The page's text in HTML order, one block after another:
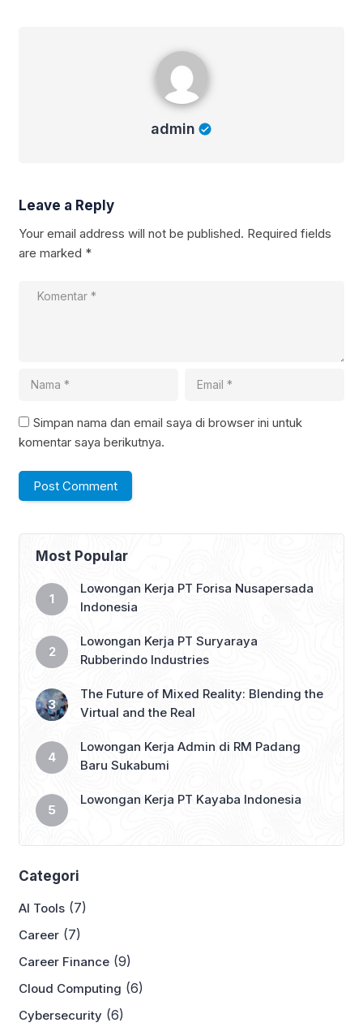
admin
Leave a Reply
Your email address will not be published. Required fields
are marked *
Simpan nama dan email saya di browser ini untuk
komentar saya berikutnya.
Most Popular
Lowongan Kerja PT Forisa Nusapersada
Indonesia
Lowongan Kerja PT Suryaraya
Rubberindo Industries
The Future of Mixed Reality: Blending the
Virtual and the Real
Lowongan Kerja Admin di RM Padang
Baru Sukabumi
Lowongan Kerja PT Kayaba Indonesia
Categori
AI Tools (7)
Career (7)
Career Finance (9)
Cloud Computing (6)
Cybersecurity (6)